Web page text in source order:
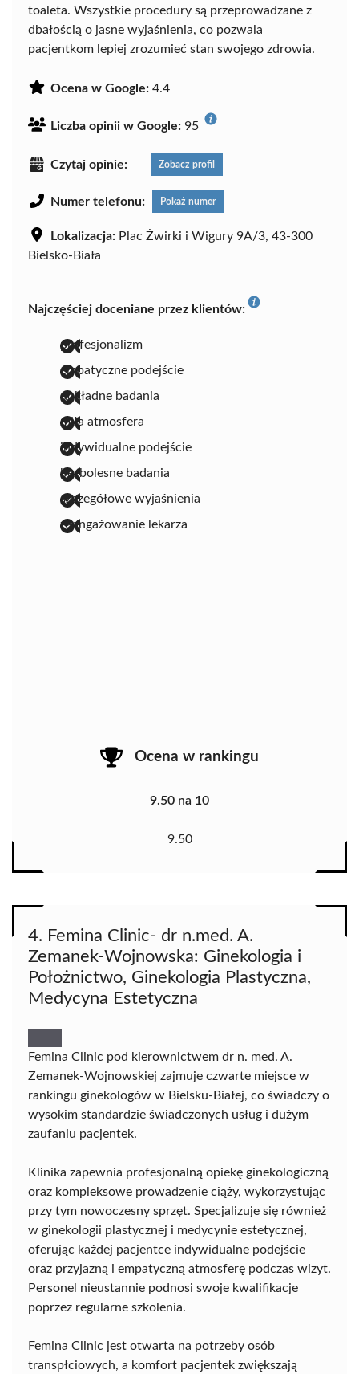
toaleta. Wszystkie procedury są przeprowadzane z
dbałością o jasne wyjaśnienia, co pozwala
pacjentkom lepiej zrozumieć stan swojego zdrowia.
Ocena w Google: 4.4
Liczba opinii w Google: 95
Czytaj opinie: Zobacz profil
Numer telefonu: Pokaż numer
Lokalizacja: Plac Żwirki i Wigury 9A/3, 43-300
Bielsko-Biała
Najczęściej doceniane przez klientów:
profesjonalizm
empatyczne podejście
dokładne badania
miła atmosfera
indywidualne podejście
bezbolesne badania
szczegółowe wyjaśnienia
zaangażowanie lekarza
Ocena w rankingu
9.50 na 10
9.50
4. Femina Clinic- dr n.med. A.
Zemanek-Wojnowska: Ginekologia i
Położnictwo, Ginekologia Plastyczna,
Medycyna Estetyczna
Femina Clinic pod kierownictwem dr n. med. A.
Zemanek-Wojnowskiej zajmuje czwarte miejsce w
rankingu ginekologów w Bielsku-Białej, co świadczy o
wysokim standardzie świadczonych usług i dużym
zaufaniu pacjentek.
Klinika zapewnia profesjonalną opiekę ginekologiczną
oraz kompleksowe prowadzenie ciąży, wykorzystując
przy tym nowoczesny sprzęt. Specjalizuje się również
w ginekologii plastycznej i medycynie estetycznej,
oferując każdej pacjentce indywidualne podejście
oraz przyjazną i empatyczną atmosferę podczas wizyt.
Personel nieustannie podnosi swoje kwalifikacje
poprzez regularne szkolenia.
Femina Clinic jest otwarta na potrzeby osób
transpłciowych, a komfort pacjentek zwiększają